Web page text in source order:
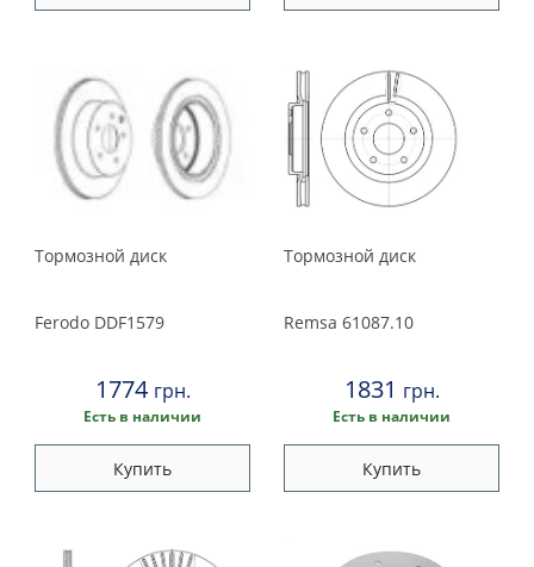
Тормозной диск
Ferodo DDF1579
1774 грн.
Есть в наличии
Купить
Тормозной диск
Remsa 61087.10
1831 грн.
Есть в наличии
Купить